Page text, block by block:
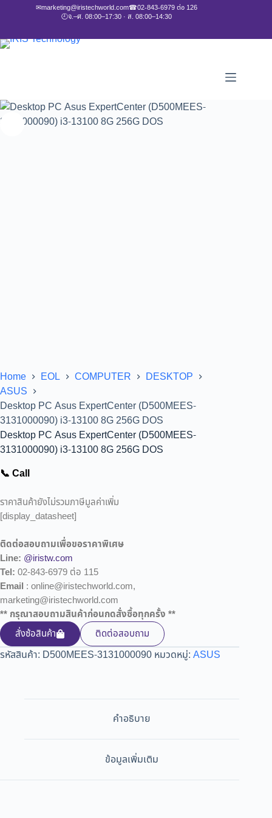
✉marketing@iristechworld.com☎02-843-6979 ต่อ 126
🕘จ.–ศ. 08:00–17:30 · ส. 08:00–14:30
Home EOL COMPUTER
DESKTOP
ASUS
Desktop PC Asus ExpertCenter (D500MEES-
3131000090) i3-13100 8G 256G DOS
Desktop PC Asus ExpertCenter (D500MEES-
3131000090) i3-13100 8G 256G DOS
📞 Call
ราคาสินค้ายังไม่รวมภาษีมูลค่าเพิ่ม
[display_datasheet]
ติดต่อสอบถามเพื่อขอราคาพิเศษ
Line: @iristw.com
Tel: 02-843-6979 ต่อ 115
Email : online@iristechworld.com,
marketing@iristechworld.com
** กรุณาสอบถามสินค้าก่อนกดสั่งซื้อทุกครั้ง **
สั่งซ้อสินค้า
ติดต่อสอบถาม
รหัสสินค้า: D500MEES-3131000090 หมวดหมู่: ASUS
คำอธิบาย
ข้อมูลเพิ่มเติม